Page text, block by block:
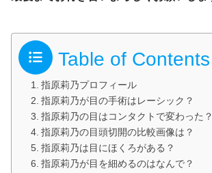
Table of Contents
指原莉乃プロフィール
指原莉乃が目の手術はレーシック？
指原莉乃の目はコンタクトで変わった？
指原莉乃の目頭切開の比較画像は？
指原莉乃は目にほくろがある？
指原莉乃が目を細めるのはなんで？